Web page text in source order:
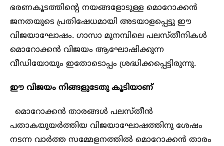
ഭരണകൂടത്തിന്റെ നയങ്ങളോടുള്ള മൊറോക്കൻ
ജനതയുടെ പ്രതിഷേധമായി അടയാളപ്പെട്ടു ഈ
വിജയാഘോഷം. ഗാസാ മുനമ്പിലെ പലസ്തീനികൾ
മൊറോക്കൻ വിജയം ആഘോഷിക്കുന്ന
വീഡിയോയും ഇതോടൊപ്പം ശ്രദ്ധിക്കപ്പെട്ടിരുന്നു.
ഈ വിജയം നിങ്ങളുടേതു കൂടിയാണ്
മൊറോക്കൻ താരങ്ങൾ പലസ്തീൻ
പതാകയുയർത്തിയ വിജയാഘോഷത്തിനു ശേഷം
നടന്ന വാർത്ത സമ്മേളനത്തിൽ മൊറോക്കൻ താരം